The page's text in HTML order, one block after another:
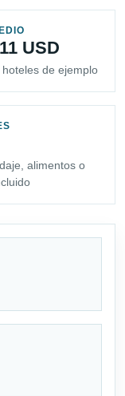
USD
hoteles de ejemplo
alimentos o